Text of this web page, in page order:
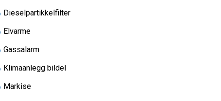
kommer våre kunder til gode. Det er viktig for oss at du
og du finner alltid et godt utvalg nye og brukte
Dieselpartikkelfilter
Elvarme
Gassalarm
Klimaanlegg bildel
Markise